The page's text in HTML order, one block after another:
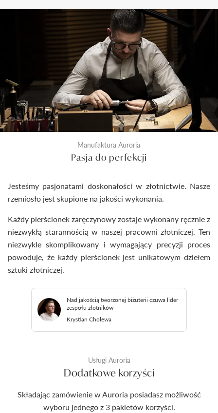
kontrola odlewu i diamentu przed rozpoczęciem
prac złotniczych. Drugi wykonywany jest na etapie
produkcji po wykonaniu biżuterii. Ostateczna
kontrola następuje tuż przed zamknięciem
pierścionka do pudełeczka. Dzięki temu
dostarczymy Ci wyroby jubilerskie najwyższej klasy.
Manufaktura Auroria
Pasja do perfekcji
Jesteśmy pasjonatami doskonałości w złotnictwie. Nasze
rzemiosło jest skupione na jakości wykonania.
Każdy pierścionek zaręczynowy zostaje wykonany ręcznie z
niezwykłą starannością w naszej pracowni złotniczej. Ten
niezwykle skomplikowany i wymagający precyzji proces
powoduje, że każdy pierścionek jest unikatowym dziełem
sztuki złotniczej.
Nad jakością tworzonej biżuterii czuwa lider
zespołu złotników
Krystian Cholewa
Usługi Auroria
Dodatkowe korzyści
Składając zamówienie w Auroria posiadasz możliwość
wyboru jednego z 3 pakietów korzyści.